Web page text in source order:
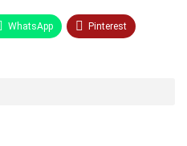
WhatsApp Pinterest